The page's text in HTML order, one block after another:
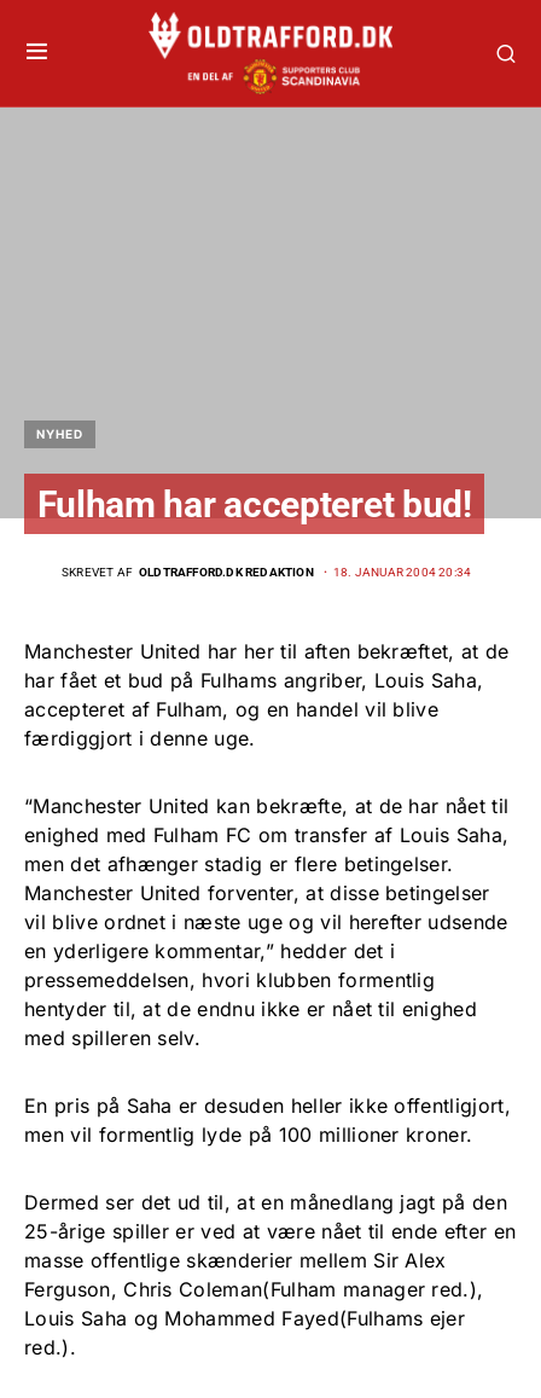
NYHED
Fulham har accepteret bud!
SKREVET AF OLDTRAFFORD.DK REDAKTION 18. JANUAR 2004 20:34
Manchester United har her til aften bekræftet, at de
har fået et bud på Fulhams angriber, Louis Saha,
accepteret af Fulham, og en handel vil blive
færdiggjort i denne uge.
“Manchester United kan bekræfte, at de har nået til
enighed med Fulham FC om transfer af Louis Saha,
men det afhænger stadig er flere betingelser.
Manchester United forventer, at disse betingelser
vil blive ordnet i næste uge og vil herefter udsende
en yderligere kommentar,” hedder det i
pressemeddelsen, hvori klubben formentlig
hentyder til, at de endnu ikke er nået til enighed
med spilleren selv.
En pris på Saha er desuden heller ikke offentligjort,
men vil formentlig lyde på 100 millioner kroner.
Dermed ser det ud til, at en månedlang jagt på den
25-årige spiller er ved at være nået til ende efter en
masse offentlige skænderier mellem Sir Alex
Ferguson, Chris Coleman(Fulham manager red.),
Louis Saha og Mohammed Fayed(Fulhams ejer
red.).